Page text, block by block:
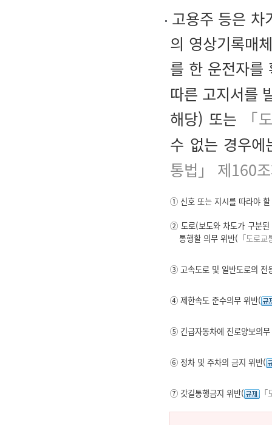
고용주 등은 차
의 영상기록매
를 한 운전자
따른 고지서를
해당) 또는
「
수 없는 경우에
통법」 제160조
① 신호 또는 지시를 따라야
② 도로(보도와 차도가 구분된
통행할 의무 위반( 「도로
③ 고속도로 및 일반도로의 전
④ 제한속도 준수의무 위반(
⑤ 긴급자동차에 진로양보의
⑥ 정차 및 주차의 금지 위반(
⑦ 갓길통행금지 위반(